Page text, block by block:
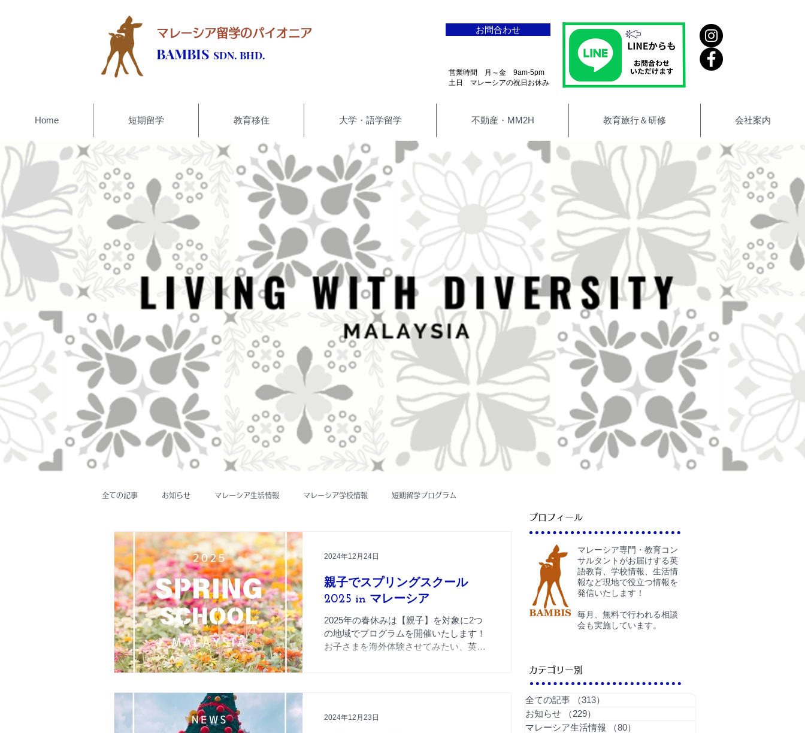
マレーシア留学のパイオニア
BAMBIS SDN. BHD.
お問合わせ
​営業時間 月～金 9am-5pm
​土日 マレーシアの祝日お休み
Home 短期留学 教育移住 大学・語学留学 不動産・MM2H 教育旅行＆研修 会社案内
全ての記事 お知らせ マレーシア生活情報 マレーシア学校情報 短期留学プログラム
インターナショナルスクール マレーシア大学・語学学校
親子でスプリングスクール
2025 in マレーシア
2025年の春休みは【親子】を対象に2つ
の地域でプログラムを開催いたします！
お子さまを海外体験させてみたい、英語
をされたい方にお勧...
2024年12月24日
2024年12月23日
プロフィール
​マレーシア専門・教育コン
サルタントがお届けする英
語教育、学校情報、生活情
報など現地で役立つ情報を
発信いたします！
毎月、無料で行われる相談
会も実施しています。
カテゴリー別
全ての記事 （313）
お知らせ
（229）
マレーシア生活情報
（80）